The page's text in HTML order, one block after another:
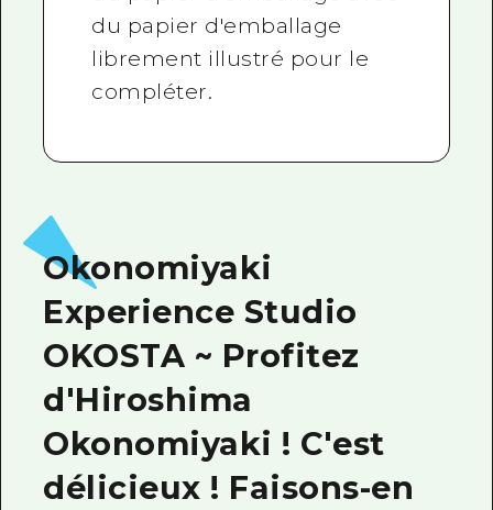
du papier d'emballage
librement illustré pour le
compléter.
Okonomiyaki
Experience Studio
OKOSTA ~ Profitez
d'Hiroshima
Okonomiyaki ! C'est
délicieux ! Faisons-en